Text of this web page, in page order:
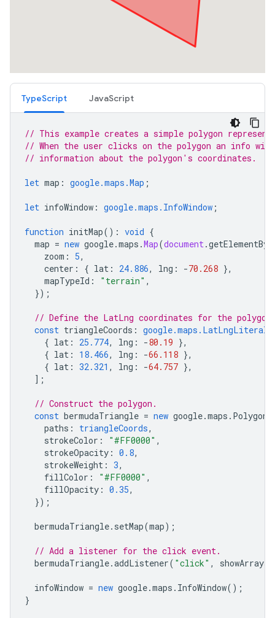
TypeScript JavaScript
// This example creates a simple polygon
// When the user clicks on the polygon an info
// information about the polygon's coordinates.
let map : google.maps.Map ;
let infoWindow : google.maps.InfoWindow ;
function initMap() : void {
map = new google.maps .Map(document.
zoom : 5,
center : { lat : 24.886, lng : -70.268 },
mapTypeId : "terrain" ,
});
// Define the LatLng coordinates for the
const triangleCoords : google.maps.LatLngLiteral
{ lat : 25.774, lng : -80.19 },
{ lat : 18.466, lng : -66.118 },
{ lat : 32.321 , lng : -64.757 },
];
// Construct the polygon.
const bermudaTriangle = new google.maps . Polygon
paths : triangleCoords,
strokeColor : "#FF0000" ,
strokeOpacity : 0.8,
strokeWeight : 3,
fillColor : "#FF0000" ,
fillOpacity : 0.35,
});
bermudaTriangle. setMap(map);
// Add a listener for the click event.
bermudaTriangle.addListener( "click" , showArrays
infoWindow = new google.maps . InfoWindow();
}